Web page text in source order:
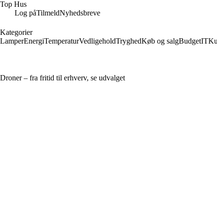
Top Hus
Log påTilmeldNyhedsbreve
Kategorier
LamperEnergiTemperaturVedligeholdTryghedKøb og salgBudgetIT
Droner – fra fritid til erhverv, se udvalget